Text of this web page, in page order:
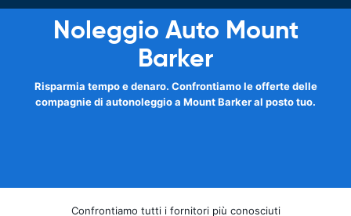
Noleggio Auto Mount
Barker
Risparmia tempo e denaro. Confrontiamo le offerte delle
compagnie di autonoleggio a Mount Barker al posto tuo.
Confrontiamo tutti i fornitori più conosciuti